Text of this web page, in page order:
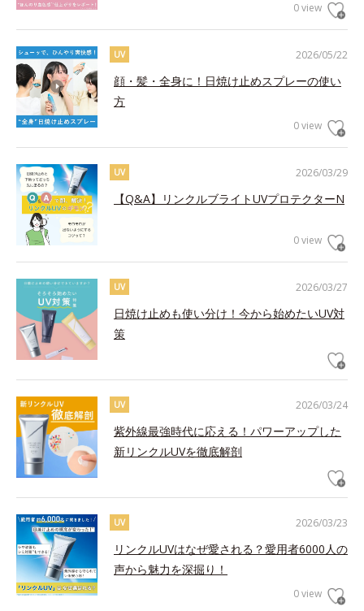
0 view
2026/05/22
UV
顔・髪・全身に！日焼け止めスプレーの使い
方
0 view
2026/03/29
UV
【Q&A】リンクルブライトUVプロテクターN
0 view
2026/03/27
UV
日焼け止めも使い分け！今から始めたいUV対
策
2026/03/24
UV
紫外線最強時代に応える！パワーアップした
新リンクルUVを徹底解剖
2026/03/23
UV
リンクルUVはなぜ愛される？愛用者6000人の
声から魅力を深掘り！
0 view